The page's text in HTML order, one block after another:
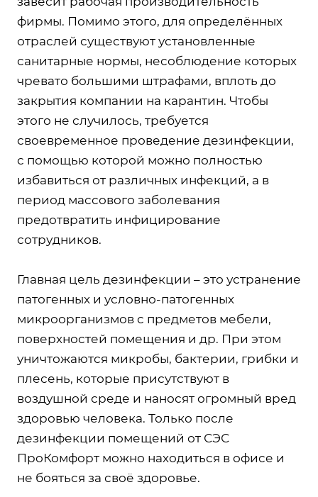
фирмы. Помимо этого, для определённых
отраслей существуют установленные
санитарные нормы, несоблюдение которых
чревато большими штрафами, вплоть до
закрытия компании на карантин. Чтобы
этого не случилось, требуется
своевременное проведение дезинфекции,
с помощью которой можно полностью
избавиться от различных инфекций, а в
период массового заболевания
предотвратить инфицирование
сотрудников.
Главная цель дезинфекции – это устранение
патогенных и условно-патогенных
микроорганизмов с предметов мебели,
поверхностей помещения и др. При этом
уничтожаются микробы, бактерии, грибки и
плесень, которые присутствуют в
воздушной среде и наносят огромный вред
здоровью человека. Только после
дезинфекции помещений от СЭС
ПроКомфорт можно находиться в офисе и
не бояться за своё здоровье.